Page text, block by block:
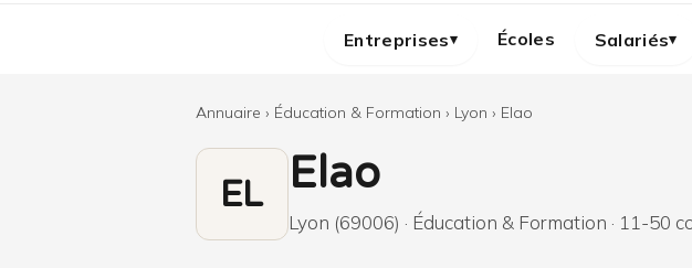
Entreprises▾ Écoles Salariés▾
Annuaire › Éducation & Formation › Lyon › Elao
EL Elao
Lyon (69006) · Éducation & Formation · 11-50